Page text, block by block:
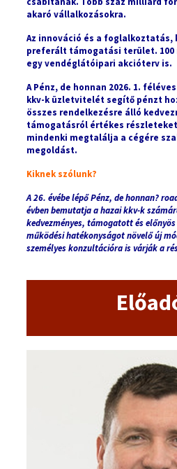
akaró vállalkozásokra.
Az innováció és a foglalkoztatás,
preferált támogatási terület.
egy vendéglátóipari akcióterv is.
A Pénz, de honnan 2026. 1.
kkv-k üzletvitelét segítő pénzt
összes rendelkezésre álló
támogatásról értékes
mindenki megtalálja a cégére
megoldást.
Kiknek szólunk?
A 26. évébe lépő Pénz, de honnan?
évben bemutatja a hazai kkv-k
kedvezményes, támogatott és
működési hatékonyságot növelő új
személyes konzultációra is várják a